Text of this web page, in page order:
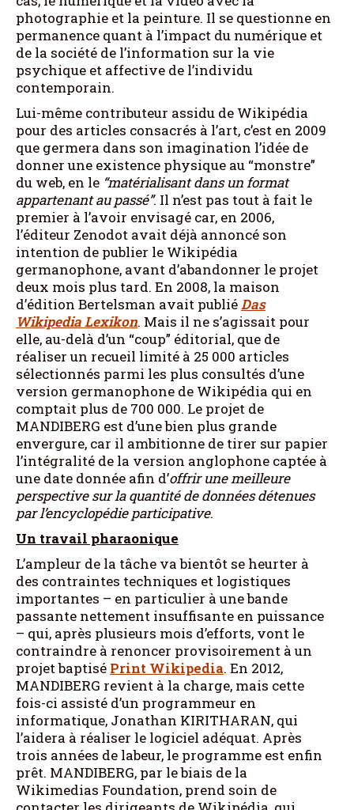
photographie et la peinture. Il se questionne en
permanence quant à l’impact du numérique et
de la société de l’information sur la vie
psychique et affective de l’individu
contemporain.
Lui-même contributeur assidu de Wikipédia
pour des articles consacrés à l’art, c’est en 2009
que germera dans son imagination l’idée de
donner une existence physique au “monstre”
du web, en le “matérialisant dans un format
appartenant au passé”. Il n’est pas tout à fait le
premier à l’avoir envisagé car, en 2006,
l’éditeur Zenodot avait déjà annoncé son
intention de publier le Wikipédia
germanophone, avant d’abandonner le projet
deux mois plus tard. En 2008, la maison
d’édition Bertelsman avait publiéDas
Wikipedia Lexikon. Mais il ne s’agissait pour
elle, au-delà d’un “coup” éditorial, que de
réaliser un recueil limité à 25 000 articles
sélectionnés parmi les plus consultés d’une
version germanophone de Wikipédia qui en
comptait plus de 700 000. Le projet de
MANDIBERG est d’une bien plus grande
envergure, car il ambitionne de tirer sur papier
l’intégralité de la version anglophone captée à
une date donnée afin d’offrir une meilleure
perspective sur la quantité de données détenues
par l’encyclopédie participative.
Un travail pharaonique
L’ampleur de la tâche va bientôt se heurter à
des contraintes techniques et logistiques
importantes – en particulier à une bande
passante nettement insuffisante en puissance
– qui, après plusieurs mois d’efforts, vont le
contraindre à renoncer provisoirement à un
projet baptisé Print Wikipedia. En 2012,
MANDIBERG revient à la charge, mais cette
fois-ci assisté d’un programmeur en
informatique, Jonathan KIRITHARAN, qui
l’aidera à réaliser le logiciel adéquat. Après
trois années de labeur, le programme est enfin
prêt. MANDIBERG, par le biais de la
Wikimedias Foundation, prend soin de